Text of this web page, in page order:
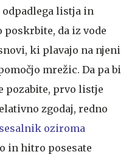
listja in
poskrbite, da iz vode
ki plavajo na njeni
mrežic. Da pa bi
pozabite, prvo listje
zgodaj, redno
oziroma
in hitro posesate